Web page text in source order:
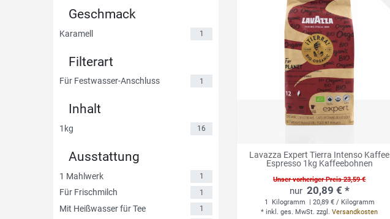
Geschmack
Karamell 1
Filterart
Für Festwasser-Anschluss 1
Inhalt
1kg 16
Ausstattung
1 Mahlwerk 1
Für Frischmilch 1
Mit Heißwasser für Tee 1
Lavazza Expert Tierra Intenso Kaffee
Espresso 1kg Kaffeebohnen
Unser vorheriger Preis 23,59 €
20,89 € *
1 Kilogramm
| 20,89 € / Kilogramm
*inkl. ges. MwSt. zzgl.Versandkosten